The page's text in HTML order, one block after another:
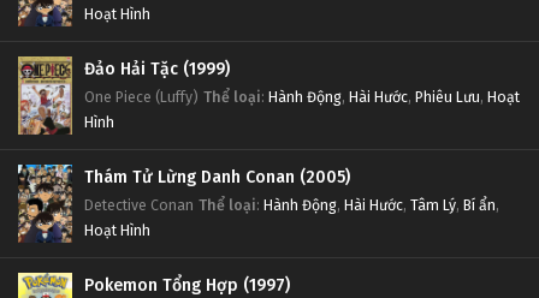
Hoạt Hình
Đảo Hải Tặc (1999)
One Piece (Luffy) Thể loại: Hành Động, Hài Hước, Phiêu Lưu, Hoạt
Hình
Thám Tử Lừng Danh Conan (2005)
Detective Conan Thể loại: Hành Động, Hài Hước, Tâm Lý, Bí ẩn,
Hoạt Hình
Pokemon Tổng Hợp (1997)